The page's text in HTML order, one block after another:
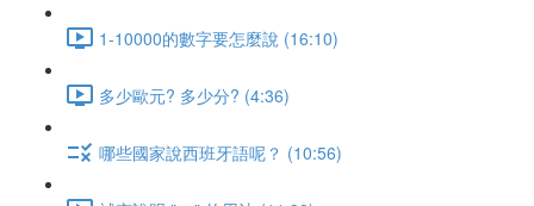
1-10000的數字要怎麼說 (16:10)
多少歐元? 多少分? (4:36)
哪些國家說西班牙語呢？ (10:56)